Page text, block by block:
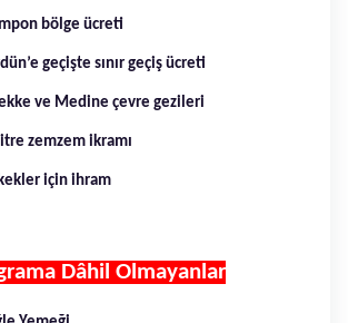
bölge ücreti
geçişte sınır geçiş ücreti
ve Medine çevre gezileri
zemzem ikramı
için ihram
Dâhil Olmayanlar